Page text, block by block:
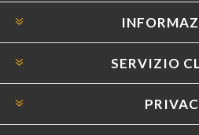
SERVIZIO